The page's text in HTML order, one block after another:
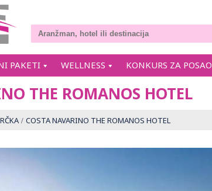
PAKETI WELLNESS KONKURS ZA POSAO
THE ROMANOS HOTEL
COSTA NAVARINO THE ROMANOS HOTEL